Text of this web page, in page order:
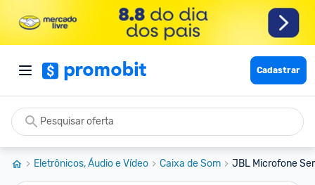
Cadastrar
Eletrônicos, Áudio e Vídeo Caixa de Som JBL Microfone